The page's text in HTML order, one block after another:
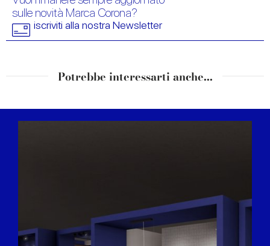
sulle novità Marca Corona?
iscriviti alla nostra Newsletter
Potrebbe interessarti anche...